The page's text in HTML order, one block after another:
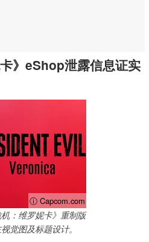
》eShop泄露信息证实
ⓘ Capcom.com
：维罗妮卡》重制版
觉图及标题设计。